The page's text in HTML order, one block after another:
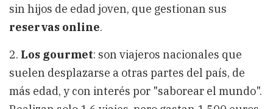
sin hijos de edad joven, que gestionan sus
reservas online.
2. Los gourmet: son viajeros nacionales que
suelen desplazarse a otras partes del país, de
más edad, y con interés por "saborear el mundo".